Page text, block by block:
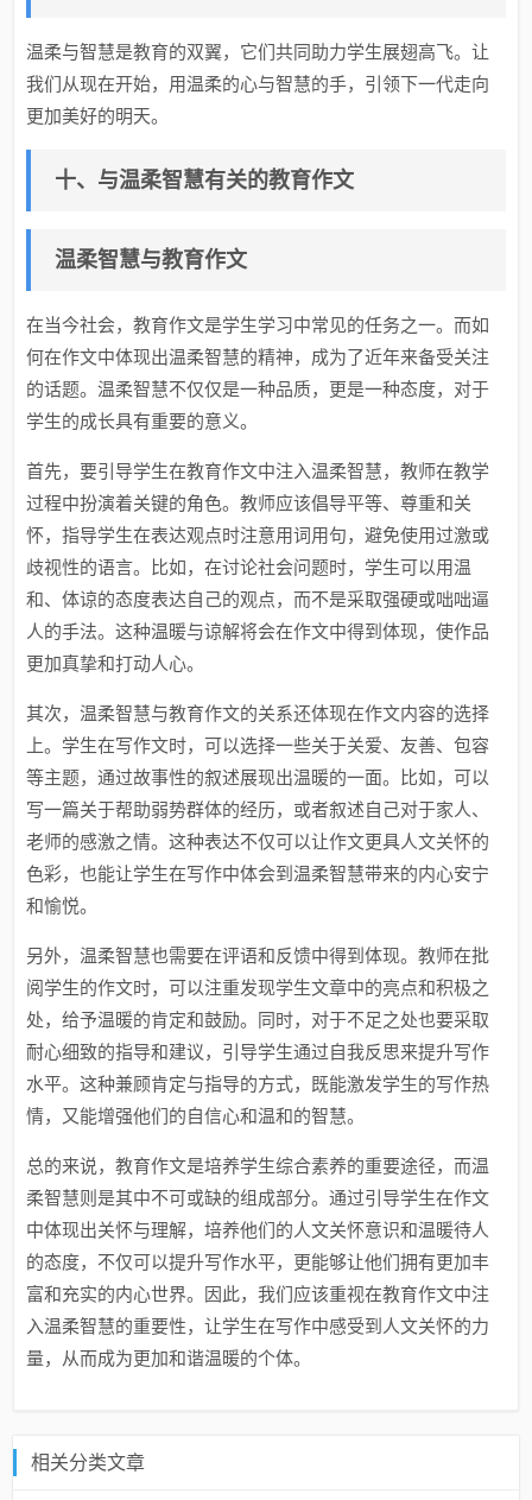
温柔与智慧是教育的双翼，它们共同助力学生展翅高飞。让
我们从现在开始，用温柔的心与智慧的手，引领下一代走向
更加美好的明天。
十、与温柔智慧有关的教育作文
温柔智慧与教育作文
在当今社会，教育作文是学生学习中常见的任务之一。而如
何在作文中体现出温柔智慧的精神，成为了近年来备受关注
的话题。温柔智慧不仅仅是一种品质，更是一种态度，对于
学生的成长具有重要的意义。
首先，要引导学生在教育作文中注入温柔智慧，教师在教学
过程中扮演着关键的角色。教师应该倡导平等、尊重和关
怀，指导学生在表达观点时注意用词用句，避免使用过激或
歧视性的语言。比如，在讨论社会问题时，学生可以用温
和、体谅的态度表达自己的观点，而不是采取强硬或咄咄逼
人的手法。这种温暖与谅解将会在作文中得到体现，使作品
更加真挚和打动人心。
其次，温柔智慧与教育作文的关系还体现在作文内容的选择
上。学生在写作文时，可以选择一些关于关爱、友善、包容
等主题，通过故事性的叙述展现出温暖的一面。比如，可以
写一篇关于帮助弱势群体的经历，或者叙述自己对于家人、
老师的感激之情。这种表达不仅可以让作文更具人文关怀的
色彩，也能让学生在写作中体会到温柔智慧带来的内心安宁
和愉悦。
另外，温柔智慧也需要在评语和反馈中得到体现。教师在批
阅学生的作文时，可以注重发现学生文章中的亮点和积极之
处，给予温暖的肯定和鼓励。同时，对于不足之处也要采取
耐心细致的指导和建议，引导学生通过自我反思来提升写作
水平。这种兼顾肯定与指导的方式，既能激发学生的写作热
情，又能增强他们的自信心和温和的智慧。
总的来说，教育作文是培养学生综合素养的重要途径，而温
柔智慧则是其中不可或缺的组成部分。通过引导学生在作文
中体现出关怀与理解，培养他们的人文关怀意识和温暖待人
的态度，不仅可以提升写作水平，更能够让他们拥有更加丰
富和充实的内心世界。因此，我们应该重视在教育作文中注
入温柔智慧的重要性，让学生在写作中感受到 人文关怀的力
量，从而成为更加和谐温暖的个体。
相关分类文章